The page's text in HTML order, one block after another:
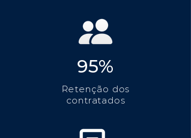
95%
Retenção dos
contratados